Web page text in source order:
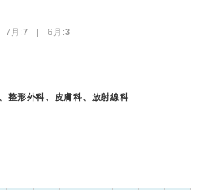
7月:7 | 6月:3
整形外科、皮膚科、放射線科